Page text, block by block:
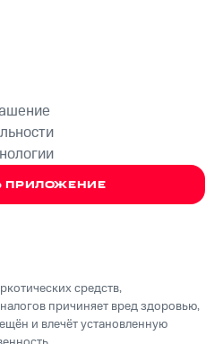
ПРИЛОЖЕНИЕ
средств,
причиняет вред здоровью,
и влечёт установленную